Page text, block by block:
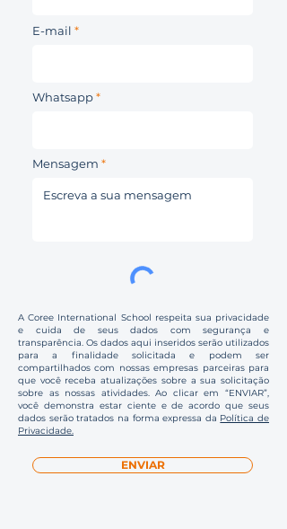
E-mail
Whatsapp
Mensagem
A Coree International School respeita sua privacidade
e cuida de seus dados com segurança e
transparência. Os dados aqui inseridos serão utilizados
para a finalidade solicitada e podem ser
compartilhados com nossas empresas parceiras para
que você receba atualizações sobre a sua solicitação
sobre as nossas atividades. Ao clicar em “ENVIAR”,
você demonstra estar ciente e de acordo que seus
dados serão tratados na forma expressa da Política de
Privacidade.
ENVIAR